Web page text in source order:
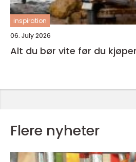
inspiration
06. July 2026
Alt du bør vite før du
Flere nyheter